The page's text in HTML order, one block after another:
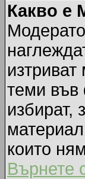
Какво е
теми във
избират,
които
Върнете